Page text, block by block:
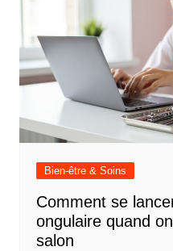
Bien-être & Soins
Comment se
ongulaire quand
salon